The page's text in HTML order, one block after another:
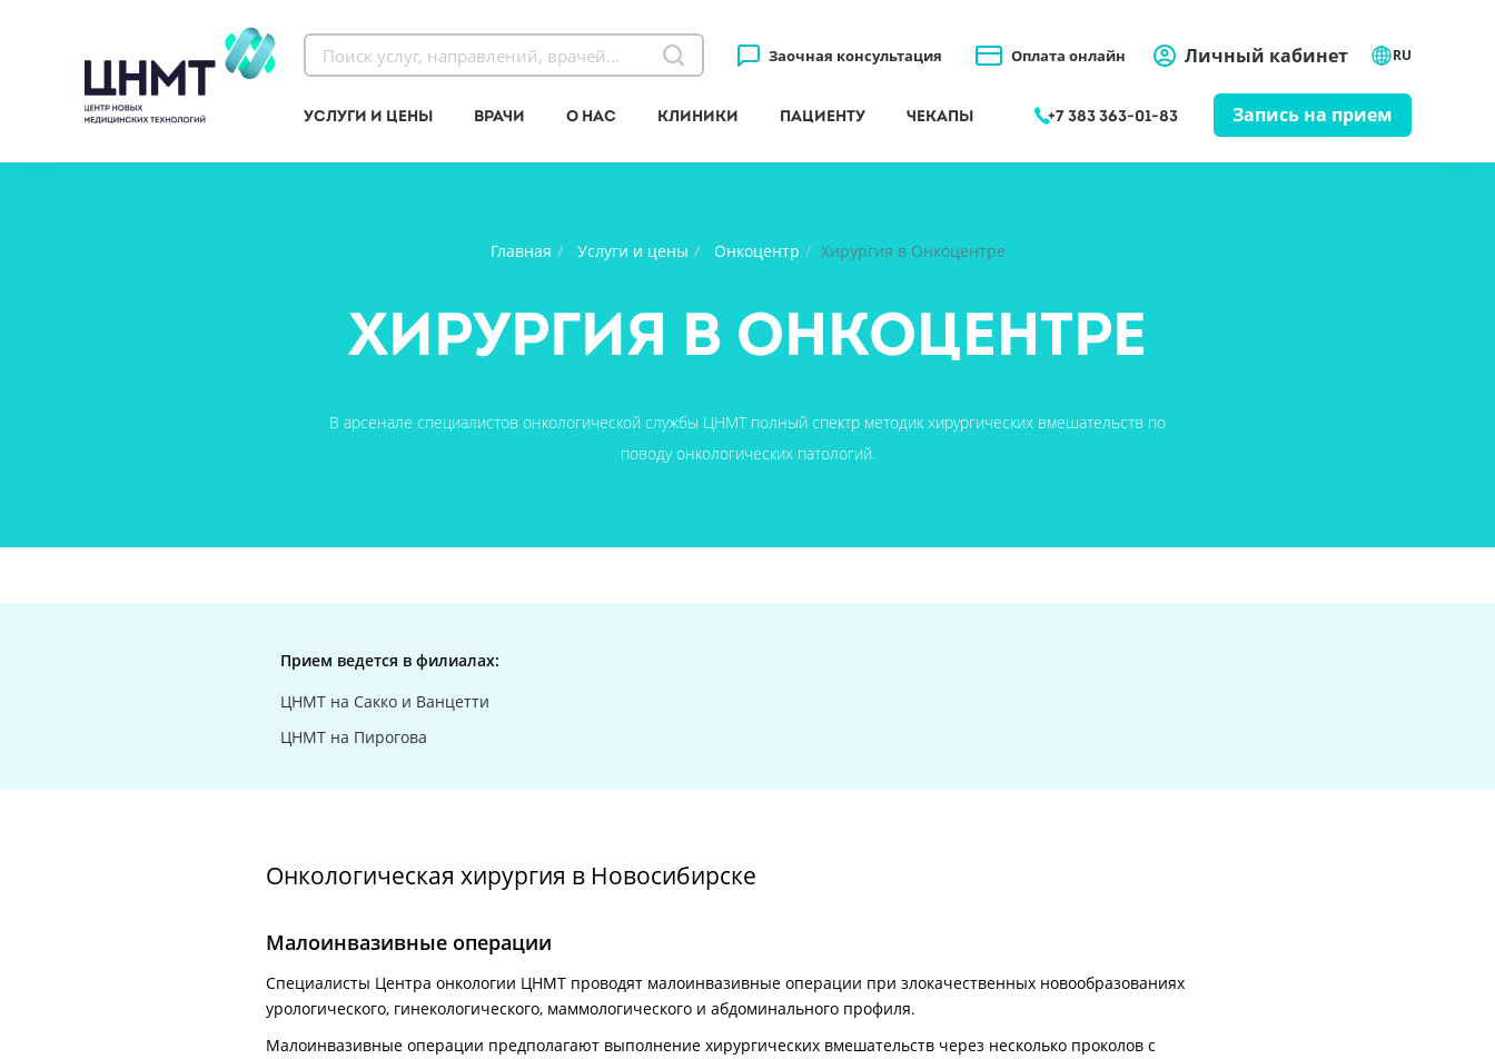
Заочная консультация Оплата онлайн Личный кабинет RU
Услуги и цены Врачи О нас Клиники Пациенту Чекапы +7 383 363-01-83 Запись на прием
Главная Услуги и цены Онкоцентр Хирургия в Онкоцентре
Хирургия в Онкоцентре
В арсенале специалистов онкологической службы ЦНМТ полный спектр методик хирургических вмешательств по
поводу онкологических патологий.
Прием ведется в филиалах:
ЦНМТ на Сакко и Ванцетти
ЦНМТ на Пирогова
Онкологическая хирургия в Новосибирске
Малоинвазивные операции
Специалисты Центра онкологии ЦНМТ проводят малоинвазивные операции при злокачественных новообразованиях
урологического, гинекологического, маммологического и абдоминального профиля.
Малоинвазивные операции предполагают выполнение хирургических вмешательств через несколько проколов с